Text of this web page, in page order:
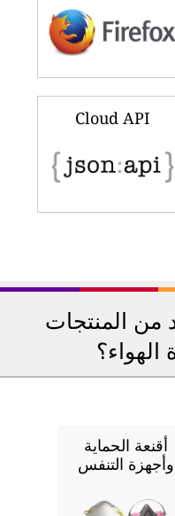
Cloud API
المنتجات
الهواء؟
أقنعة الحماية
وأجهزة التنفس